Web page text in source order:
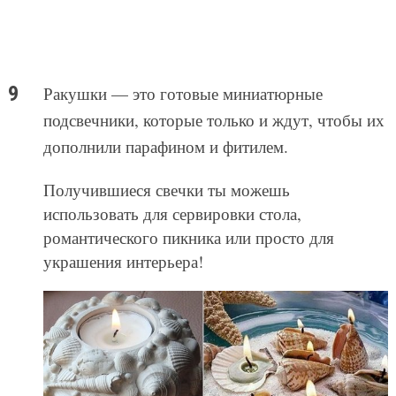
Ракушки — это готовые миниатюрные
подсвечники, которые только и ждут, чтобы их
дополнили парафином и фитилем.
Получившиеся свечки ты можешь
использовать для сервировки стола,
романтического пикника или просто для
украшения интерьера!